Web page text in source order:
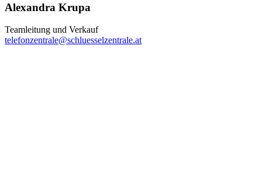
Alexandra Krupa
Teamleitung und Verkauf
telefonzentrale@schluesselzentrale.at